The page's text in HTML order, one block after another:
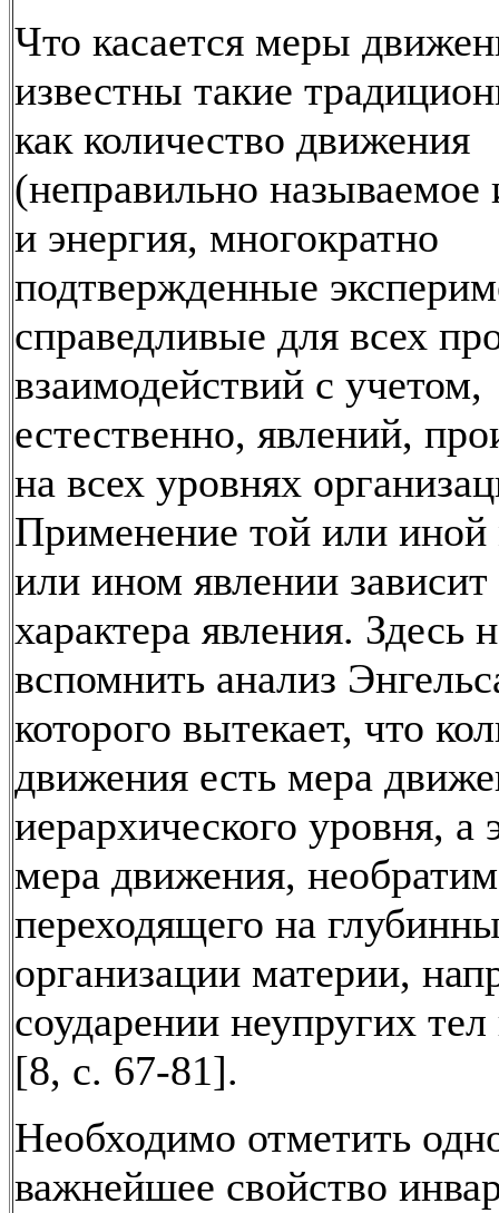
Что касается меры
известны такие
как количество движения
(неправильно
и энергия, многократно
подтвержденные
справедливые для всех
взаимодействий с учетом,
естественно, явлений,
на всех уровнях
Применение той или
или ином явлении зависит
характера явления. Здесь
вспомнить анализ
которого вытекает, что
движения есть мера
иерархического уровня, а
мера движения,
переходящего на
организации материи,
соударении неупругих тел
[8, с. 67-81].
Необходимо отметить
важнейшее свойство